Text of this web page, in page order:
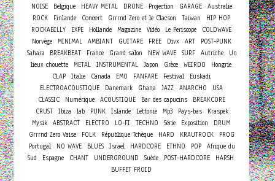
NOISE
Belgique HEAVY METAL DRONE Projection GARAGE
Australie
ROCK
Finlande Concert Grrrnd Zero et le Clacson Taiwan
HIP HOP
ROCKABILLY
EXPE Hollande Magazine Vidéo Le Periscope
COLDWAVE
Norvège
MINIMAL AMBIANT GUITARE FREE Divx ART
POST-PUNK
Sahara
BREAKBEAT France Grand salon NEW WAVE SURF Autriche
Un
lieux chouette
METAL INSTRUMENTAL Japon Grèce WEIRDO
Hongrie
CLAP Italie Canada EMO FANFARE Festival
Euskadi
ELECTROACOUSTIQUE
Danemark Ghana JAZZ ANARCHO
USA
CLASSIC
Numérique ACOUSTIQUE Bar des capucins
BREAKCORE
CRUST Ibiza lab PUNK Islande Lettonie Mp3 Pays-bas
Kraspek
Mysik
ABSTRACT ELECTRO LO-FI TECHNO Série Exposition
DRUM
Grrrnd Zero Vaise
FOLK République Tchèque HARD KRAUTROCK
PROG
Portugal
NO WAVE BLUES Israel HARDCORE ETHNO POP Afrique du
Sud
Espagne CHANT UNDERGROUND Suède POST-HARDCORE
HARSH
BUFFET FROID